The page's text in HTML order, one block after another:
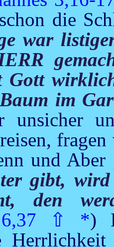
die
war
Gott
im
unsicher
und
gibt,
den
⇧ *)